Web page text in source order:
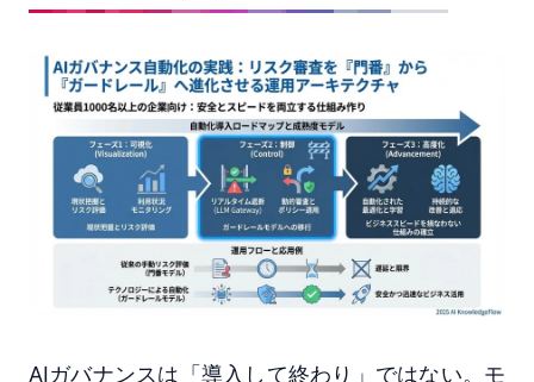
AIガバナンスは「導入して終わり」ではない。モ